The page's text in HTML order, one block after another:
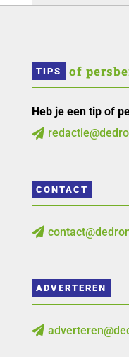
TIPS of
Heb je een tip of

CONTACT

ADVERTEREN
